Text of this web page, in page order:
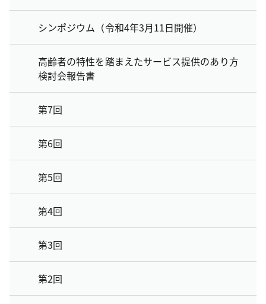
シンポジウム（令和4年3月11日開催）
高齢者の特性を踏まえたサービス提供のあり方
検討会報告書
第7回
第6回
第5回
第4回
第3回
第2回